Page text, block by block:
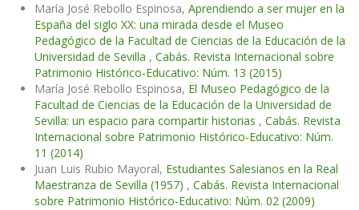
María José Rebollo Espinosa, Aprendiendo a ser mujer en la
España del siglo XX: una mirada desde el Museo
Pedagógico de la Facultad de Ciencias de la Educación de la
Universidad de Sevilla , Cabás. Revista Internacional sobre
Patrimonio Histórico-Educativo: Núm. 13 (2015)
María José Rebollo Espinosa, El Museo Pedagógico de la
Facultad de Ciencias de la Educación de la Universidad de
Sevilla: un espacio para compartir historias , Cabás. Revista
Internacional sobre Patrimonio Histórico-Educativo: Núm.
11 (2014)
Juan Luis Rubio Mayoral, Estudiantes Salesianos en la Real
Maestranza de Sevilla (1957) , Cabás. Revista Internacional
sobre Patrimonio Histórico-Educativo: Núm. 02 (2009)